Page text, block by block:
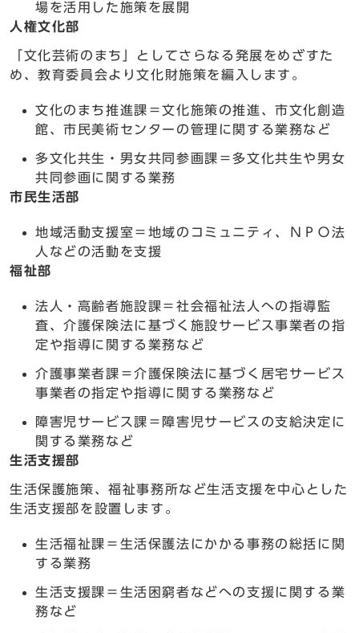
場を活用した施策を展開
人権文化部
「文化芸術のまち」としてさらなる発展をめざすた
め、教育委員会より文化財施策を編入します。
文化のまち推進課＝文化施策の推進、市文化創造
館、市民美術センターの管理に関する業務など
多文化共生・男女共同参画課＝多文化共生や男女
共同参画に関する業務
市民生活部
地域活動支援室＝地域のコミュニティ、ＮＰＯ法
人などの活動を支援
福祉部
法人・高齢者施設課＝社会福祉法人への指導監
査、介護保険法に基づく施設サービス事業者の指
定や指導に関する業務など
介護事業者課＝介護保険法に基づく居宅サービス
事業者の指定や指導に関する業務など
障害児サービス課＝障害児サービスの支給決定に
関する業務など
生活支援部
生活保護施策、福祉事務所など生活支援を中心とした
生活支援部を設置します。
生活福祉課＝生活保護法にかかる事務の総括に関
する業務
生活支援課＝生活困窮者などへの支援に関する業
務など